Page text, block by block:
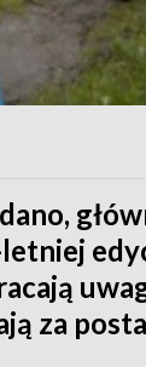
za